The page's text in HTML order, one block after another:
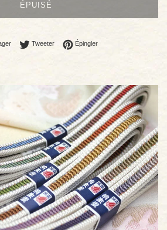
ÉPUISÉ
Partager sur Facebook
TweeterTweeter sur Twitter
ÉpinglerÉpingler sur Pinterest